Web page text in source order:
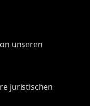
unseren
juristischen